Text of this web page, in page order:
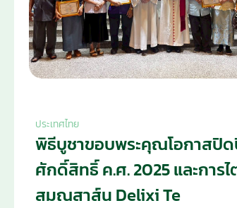
ประเทศไทย
พิธีบูชาขอบพระคุณโอกาสปิ
ศักดิ์สิทธิ์ ค.ศ. 2025 และการ
สมณสาส์น Delixi Te